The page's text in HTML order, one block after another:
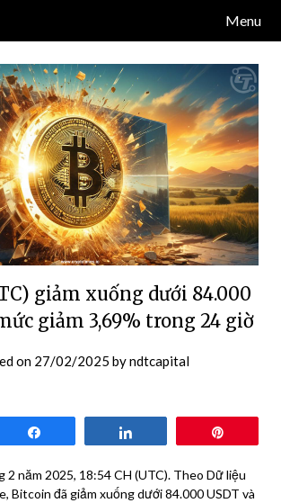
| BLOG TIỀN
TỬ CRYPTO
crypto, tiền điện tử, tiền mã hoá, công nghệ
blockchain.
Menu
giảm xuống dưới 84.000
giảm 3,69% trong 24 giờ
on 27/02/2025 byndtcapital
2 năm 2025, 18:54 CH (UTC). Theo Dữ liệu
Bitcoin đã giảm xuống dưới 84.000 USDT và